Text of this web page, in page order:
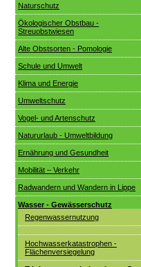
Naturschutz
Ökologischer Obstbau -
Streuobstwiesen
Alte Obstsorten - Pomologie
Schule und Umwelt
Klima und Energie
Umweltschutz
Vogel- und Artenschutz
Natururlaub - Umweltbildung
Ernährung und Gesundheit
Mobilität – Verkehr
Radwandern und Wandern in Lippe
Wasser - Gewässerschutz
Regenwassernutzung
Hochwasserkatastrophen -
Flächenversiegelung